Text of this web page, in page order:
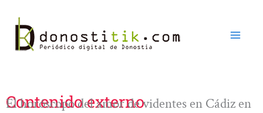
contenido
Contenido externo
El horóscopo del amor de videntes en Cádiz en